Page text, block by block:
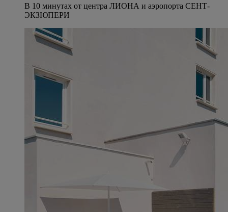
В 10 минутах от центра ЛИОНА и аэропорта СЕНТ-
ЭКЗЮПЕРИ